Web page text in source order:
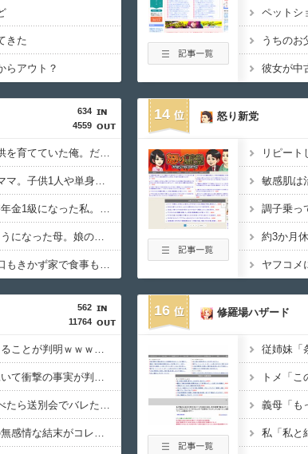
きた
らアウト？
634
4559
妻を亡くし、男手一つで3人の子供を育てていた俺。だが娘の担任が娘に『これからは君が家のお母さんだよ』と言い出して・・・
ランチ会に子供3人を連れてきたママ。子供1人や単身参加者と同額しか払おうとせず・・・
生涯治るかわからない病気で障害年金1級になった私。だが母に姪へのプレゼントを強要されて・・・
モラハラ父に耐え続け、能面のようになった母。娘の私が『自分の幸せを考えて』と伝えてもダメで・・・
些細なことでヘソを曲げ、3日間口もきかず家で食事もしない旦那。もうすぐ誕生日だけど・・・
14 怒り新党
リピート
敏感肌は
調子乗っ
約3か月
ヤフコメ
562
11764
【驚愕】嫁が53℃の風呂に入ってることが判明ｗｗｗｗ普通に危ないだろｗｗｗｗ
【悲報】嫁が浮気！？ケータイ覗いて衝撃の事実が判明した結果ｗｗｗｗ
【修羅場】上司の弁当を3年も食べたら送別会でバレたｗｗｗ嫁の反応がコレ
【絶望】嫁が泣いて土下座→俺の無感情な結末がコレｗｗｗｗｗ
16 修羅場ハザード